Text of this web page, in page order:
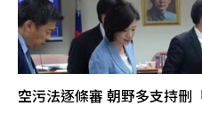
空污法逐條審 朝野多支持刪